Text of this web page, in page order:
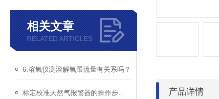
相关文章
RELATED ARTICLES
6.溶氧仪测溶解氧跟流量有关系吗？
产品详情